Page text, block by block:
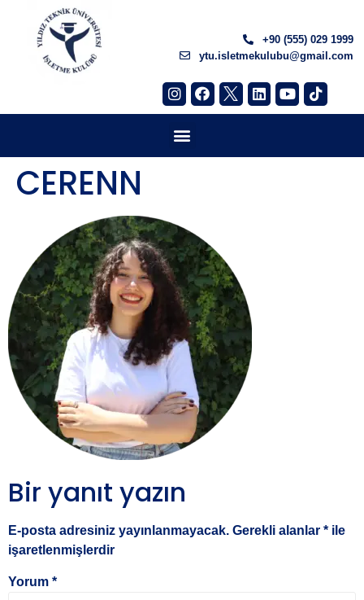
+90 (555) 029 1999
ytu.isletmekulubu@gmail.com
CERENN
Bir yanıt yazın
E-posta adresiniz yayınlanmayacak. Gerekli alanlar * ile
işaretlenmişlerdir
Yorum *